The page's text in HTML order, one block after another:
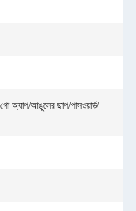
অ্যাপ/আঙুলের ছাপ/পাসওয়ার্ড/